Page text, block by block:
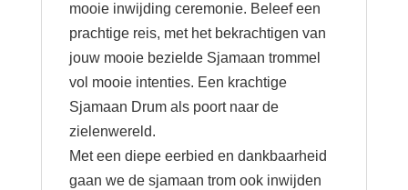
mooie inwijding ceremonie. Beleef een
prachtige reis, met het bekrachtigen van
jouw mooie bezielde Sjamaan trommel
vol mooie intenties. Een krachtige
Sjamaan Drum als poort naar de
zielenwereld.
Met een diepe eerbied en dankbaarheid
gaan we de sjamaan trom ook inwijden